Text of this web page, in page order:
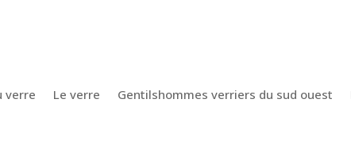
verre Le verre Gentilshommes verriers du sud ouest